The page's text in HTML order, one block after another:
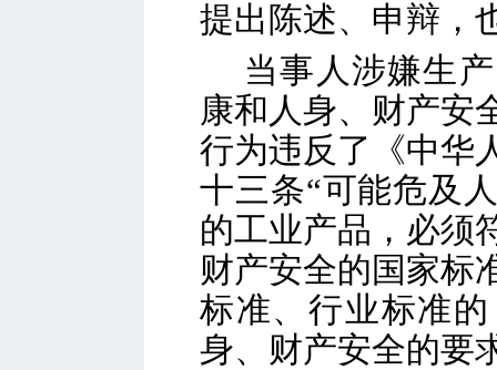
提出陈述、申辩，
当事人涉嫌生
康和人身、财产安
行为违反了《中华
十三条“可能危及
的工业产品，必须
财产安全的国家标
标准、行业标准
身、财产安全的要